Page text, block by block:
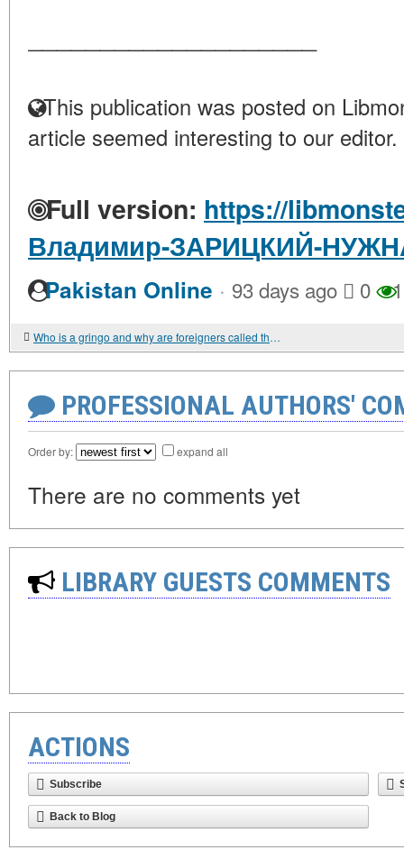
This publication was posted on
article seemed interesting to our editor.
Full version: https://
Владимир-ЗАРИЦКИЙ-
Pakistan Online · 93 days ago 0
Who is a gringo and why are foreigners called that in Latin America?
PROFESSIONAL AUTHORS'
Order by: expand all
There are no comments yet
LIBRARY GUESTS COMMENTS
ACTIONS
Subscribe
Back to Blog